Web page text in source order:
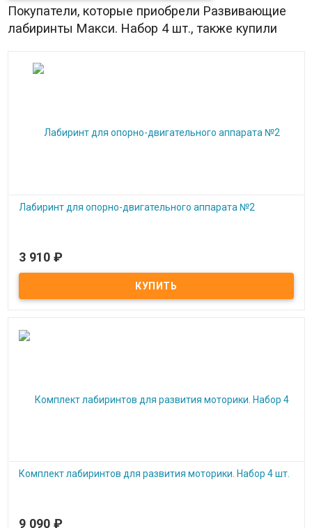
Покупатели, которые приобрели Развивающие
лабиринты Макси. Набор 4 шт., также купили
Лабиринт для опорно-двигательного аппарата №2
Под заказ
Лабиринт для опорно-двигательного аппарата №2
3 910 ₽
Комплект лабиринтов для развития моторики. Набор 4 шт.
Под заказ
9 090 ₽